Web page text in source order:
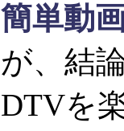
簡単動
が、結
DTVを